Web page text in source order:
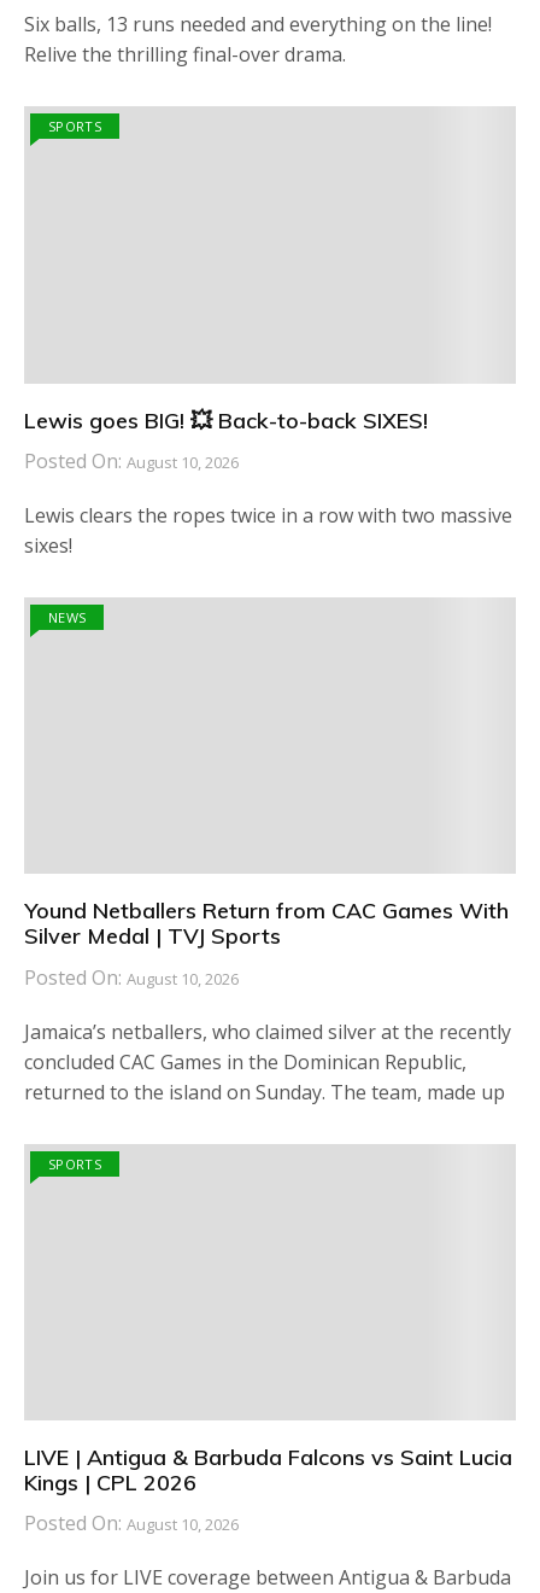
Six balls, 13 runs needed and everything on the line!
Relive the thrilling final-over drama.
SPORTS
Lewis goes BIG! 💥 Back-to-back SIXES!
Posted On: August 10, 2026
Lewis clears the ropes twice in a row with two massive
sixes!
NEWS
Yound Netballers Return from CAC Games With
Silver Medal | TVJ Sports
Posted On: August 10, 2026
Jamaica’s netballers, who claimed silver at the recently
concluded CAC Games in the Dominican Republic,
returned to the island on Sunday. The team, made up
SPORTS
LIVE | Antigua & Barbuda Falcons vs Saint Lucia
Kings | CPL 2026
Posted On: August 10, 2026
Join us for LIVE coverage between Antigua & Barbuda